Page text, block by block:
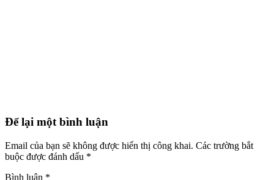
Để lại một bình luận
Email của bạn sẽ không được hiển thị công khai. Các trường bắt
buộc được đánh dấu *
Bình luận *